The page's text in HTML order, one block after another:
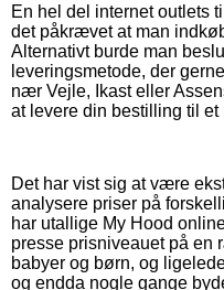
En hel del internet outlets
det påkrævet at man
Alternativt burde man
leveringsmetode, der
nær Vejle, Ikast eller
at levere din bestilling til et
Det har vist sig at være
analysere priser på
har utallige My Hood
presse prisniveauet på en
babyer og børn, og
og endda nogle gange